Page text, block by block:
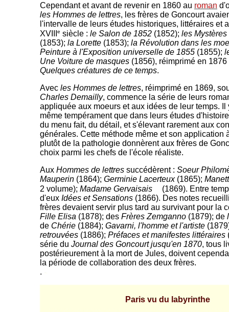
Cependant et avant de revenir en 1860 au roman
les Hommes de lettres, les frères de Goncourt
l'intervalle de leurs études historiques, littéraires et
XVIII
e siècle : le Salon de 1852 (1852); les
(1853); la Lorette (1853); la Révolution dans les
Peinture à l'Exposition universelle de 1855 (1855);
Une Voiture de masques (1856), réimprimé en
Quelques créatures de ce temps.
Avec les Hommes de lettres, réimprimé en 1869,
Charles Demailly, commence la série de leurs
appliquée aux moeurs et aux idées de leur temps. Il
même tempérament que dans leurs études
du menu fait, du détail, et s'élevant rarement aux
générales. Cette méthode même et son application
plutôt de la pathologie donnèrent aux frères de
choix parmi les chefs de l'école réaliste.
Aux Hommes de lettres succédèrent : Soeur
Mauperin (1864); Germinie Lacerteux(1865);
2 volume); Madame Gervaisais
(1869). Entre
d'eux Idées et Sensations (1866). Des notes
frères devaient servir plus tard au survivant pour la
Fille Elisa (1878); des Frères Zemganno (1879); de
de Chérie (1884); Gavarni, l'homme et l'artiste
retrouvées (1886); Préfaces et manifestes littéraires
série du Journal des Goncourt jusqu'en 1870, tous
postérieurement à la mort de Jules, doivent
la période de collaboration des deux frères.
. -
Paris vu du labyrinthe